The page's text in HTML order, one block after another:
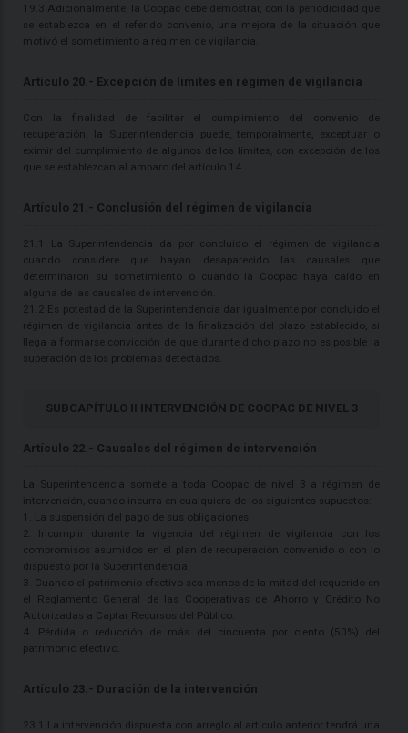
19.3 Adicionalmente, la Coopac debe demostrar, con la periodicidad que
se establezca en el referido convenio, una mejora de la situación que
motivó el sometimiento a régimen de vigilancia.
Artículo 20.- Excepción de límites en régimen de vigilancia
Con la finalidad de facilitar el cumplimiento del convenio de
recuperación, la Superintendencia puede, temporalmente, exceptuar o
eximir del cumplimiento de algunos de los límites, con excepción de los
que se establezcan al amparo del artículo 14.
Artículo 21.- Conclusión del régimen de vigilancia
21.1 La Superintendencia da por concluido el régimen de vigilancia
cuando considere que hayan desaparecido las causales que
determinaron su sometimiento o cuando la Coopac haya caído en
alguna de las causales de intervención.
21.2 Es potestad de la Superintendencia dar igualmente por concluido el
régimen de vigilancia antes de la finalización del plazo establecido, si
llega a formarse convicción de que durante dicho plazo no es posible la
superación de los problemas detectados.
SUBCAPÍTULO II INTERVENCIÓN DE COOPAC DE NIVEL 3
Artículo 22.- Causales del régimen de intervención
La Superintendencia somete a toda Coopac de nivel 3 a régimen de
intervención, cuando incurra en cualquiera de los siguientes supuestos:
1. La suspensión del pago de sus obligaciones.
2. Incumplir durante la vigencia del régimen de vigilancia con los
compromisos asumidos en el plan de recuperación convenido o con lo
dispuesto por la Superintendencia.
3. Cuando el patrimonio efectivo sea menos de la mitad del requerido en
el Reglamento General de las Cooperativas de Ahorro y Crédito No
Autorizadas a Captar Recursos del Público.
4. Pérdida o reducción de más del cincuenta por ciento (50%) del
patrimonio efectivo.
Artículo 23.- Duración de la intervención
23.1 La intervención dispuesta con arreglo al artículo anterior tendrá una